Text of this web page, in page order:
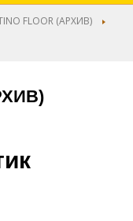
FLOOR (АРХИВ)